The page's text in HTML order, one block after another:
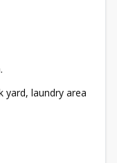
yard, laundry area